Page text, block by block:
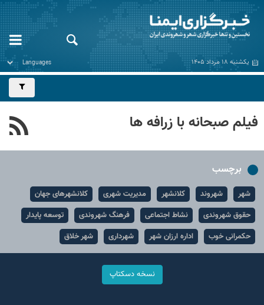
یکشنبه ۱۸ مرداد ۱۴۰۵
فیلم صبحانه با زرافه ها
برچسب
شهر شهروند کلانشهر مدیریت شهری
کلانشهرهای جهان
حقوق شهروندی
نشاط اجتماعی فرهنگ شهروندی
توسعه پایدار
حکمرانی خوب
اداره ارزان شهر شهرداری شهر خلاق
نسخه دسکتاپ